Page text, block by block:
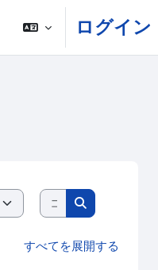
ログイン
コースを検索す
コースを検索
すべてを展開する